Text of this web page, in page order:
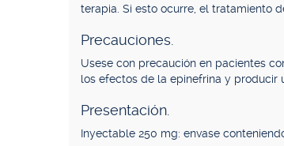
terapia. Si esto ocurre, el tratamiento
Precauciones.
Usese con precaución en pacientes
los efectos de la epinefrina y producir
Presentación.
Inyectable 250 mg: envase